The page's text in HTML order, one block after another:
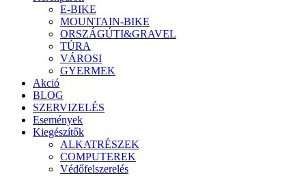
E-BIKE
MOUNTAIN-BIKE
ORSZÁGÚTI&GRAVEL
TÚRA
VÁROSI
GYERMEK
Akció
BLOG
SZERVIZELÉS
Események
Kiegészítők
ALKATRÉSZEK
COMPUTEREK
Védőfelszerelés